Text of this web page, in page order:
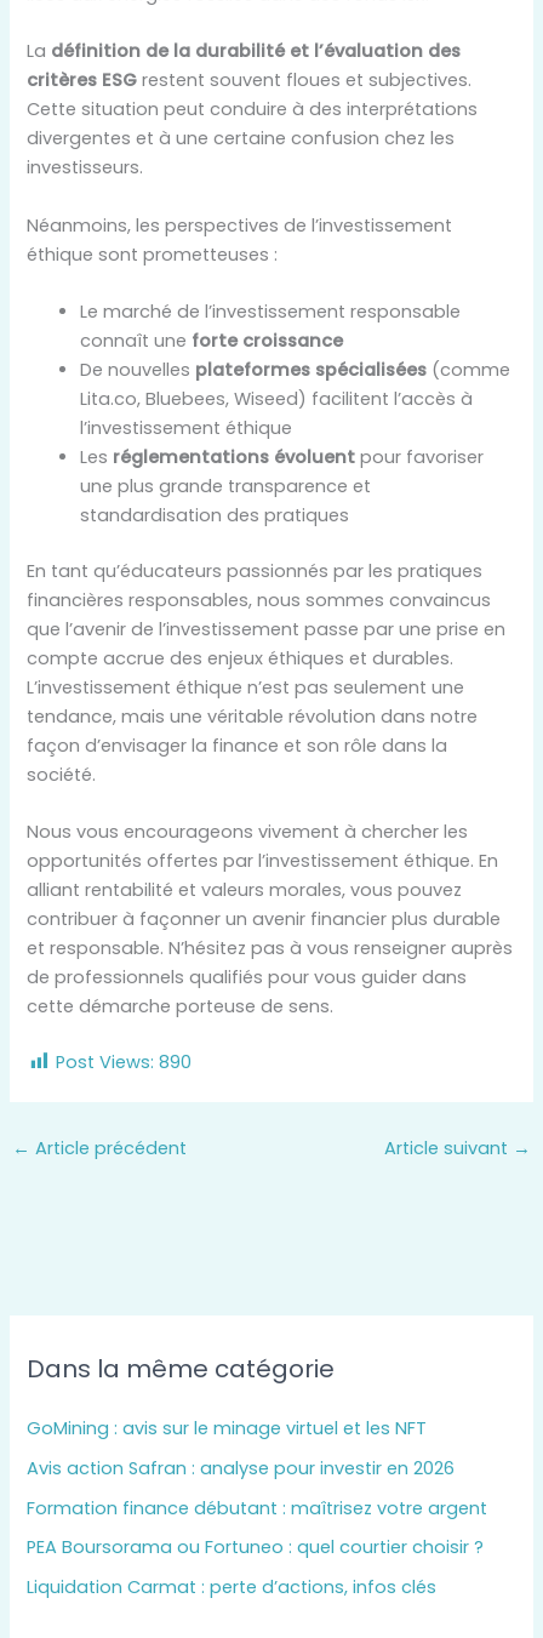
La définition de la durabilité et l’évaluation des
critères ESG restent souvent floues et subjectives.
Cette situation peut conduire à des interprétations
divergentes et à une certaine confusion chez les
investisseurs.
Néanmoins, les perspectives de l’investissement
éthique sont prometteuses :
Le marché de l’investissement responsable
connaît une forte croissance
De nouvelles plateformes spécialisées (comme
Lita.co, Bluebees, Wiseed) facilitent l’accès à
l’investissement éthique
Les réglementations évoluent pour favoriser
une plus grande transparence et
standardisation des pratiques
En tant qu’éducateurs passionnés par les pratiques
financières responsables, nous sommes convaincus
que l’avenir de l’investissement passe par une prise en
compte accrue des enjeux éthiques et durables.
L’investissement éthique n’est pas seulement une
tendance, mais une véritable révolution dans notre
façon d’envisager la finance et son rôle dans la
société.
Nous vous encourageons vivement à chercher les
opportunités offertes par l’investissement éthique. En
alliant rentabilité et valeurs morales, vous pouvez
contribuer à façonner un avenir financier plus durable
et responsable. N’hésitez pas à vous renseigner auprès
de professionnels qualifiés pour vous guider dans
cette démarche porteuse de sens.
Post Views: 890
← Article précédent Article suivant →
Dans la même catégorie
GoMining : avis sur le minage virtuel et les NFT
Avis action Safran : analyse pour investir en 2026
Formation finance débutant : maîtrisez votre argent
PEA Boursorama ou Fortuneo : quel courtier choisir ?
Liquidation Carmat : perte d’actions, infos clés